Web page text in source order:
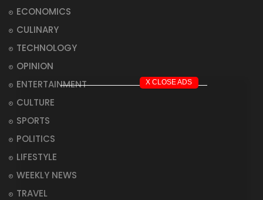
X CLOSE ADS
ECONOMICS
CULINARY
TECHNOLOGY
OPINION
ENTERTAINMENT
CULTURE
SPORTS
POLITICS
LIFESTYLE
WEEKLY NEWS
TRAVEL